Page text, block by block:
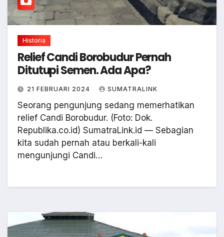
Historia
Relief Candi Borobudur Pernah
Ditutupi Semen. Ada Apa?
21 FEBRUARI 2024 SUMATRALINK
Seorang pengunjung sedang memerhatikan
relief Candi Borobudur. (Foto: Dok.
Republika.co.id) SumatraLink.id — Sebagian
kita sudah pernah atau berkali-kali
mengunjungi Candi…